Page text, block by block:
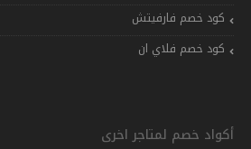
كود خصم فارفيتش
كود خصم فلاي ان
أكواد خصم لمتاجر اخرى